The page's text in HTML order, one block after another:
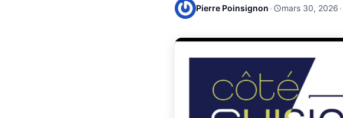
Pierre Poinsignon• mars 30, 2026•